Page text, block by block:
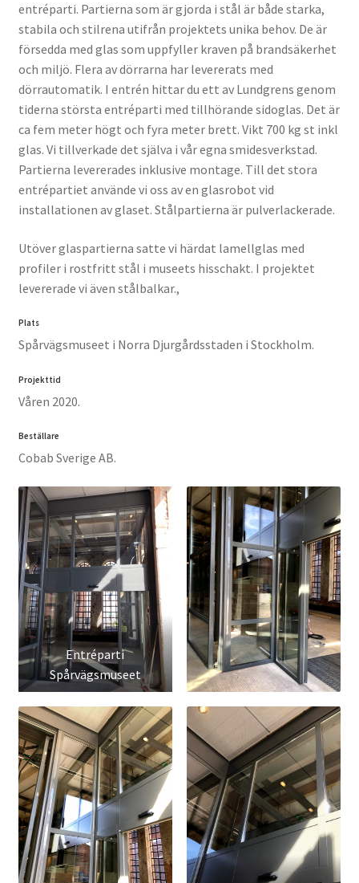
entréparti. Partierna som är gjorda i stål är både starka,
stabila och stilrena utifrån projektets unika behov. De är
försedda med glas som uppfyller kraven på brandsäkerhet
och miljö. Flera av dörrarna har levererats med
dörrautomatik. I entrén hittar du ett av Lundgrens genom
tiderna största entréparti med tillhörande sidoglas. Det är
ca fem meter högt och fyra meter brett. Vikt 700 kg st inkl
glas. Vi tillverkade det själva i vår egna smidesverkstad.
Partierna levererades inklusive montage. Till det stora
entrépartiet använde vi oss av en glasrobot vid
installationen av glaset. Stålpartierna är pulverlackerade.
Utöver glaspartierna satte vi härdat lamellglas med
profiler i rostfritt stål i museets hisschakt. I projektet
levererade vi även stålbalkar.,
Plats
Spårvägsmuseet i Norra Djurgårdsstaden i Stockholm.
Projekttid
Våren 2020.
Beställare
Cobab Sverige AB.
Entréparti
Spårvägsmuseet